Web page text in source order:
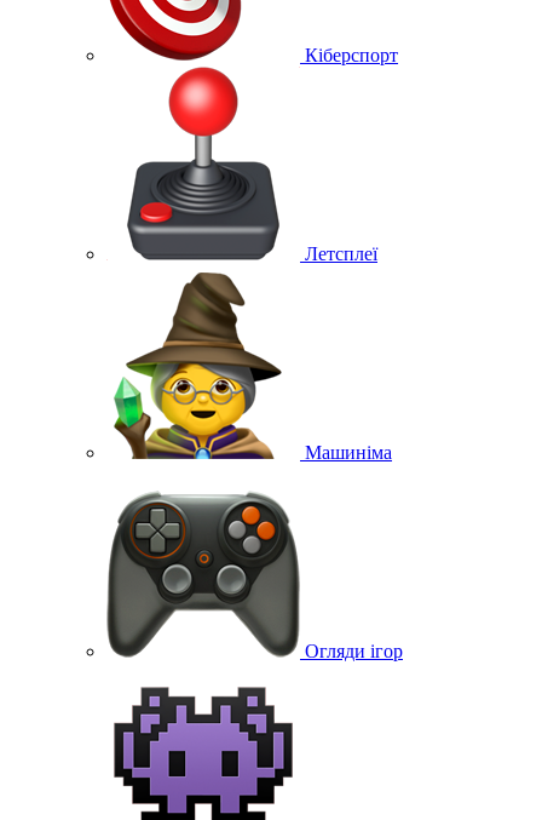
Кіберспорт
Летсплеї
Машиніма
Огляди ігор